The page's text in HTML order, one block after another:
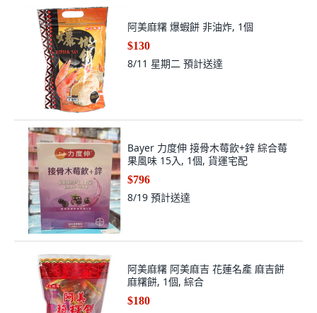
阿美麻糬 爆蝦餅 非油炸, 1個
$130
8/11 星期二 預計送達
Bayer 力度伸 接骨木莓飲+鋅 綜合莓
果風味 15入, 1個, 貨運宅配
$796
8/19 預計送達
阿美麻糬 阿美麻吉 花蓮名產 麻吉餅
麻糬餅, 1個, 綜合
$180